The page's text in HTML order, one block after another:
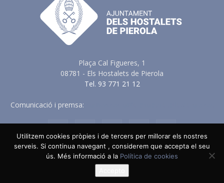
Plaça Cal Figueres, 1
08781 - Els Hostalets de Pierola
Tel. 93 771 21 12
Comunicació i premsa:
Avis Legal Política de Privacitat
Política de Cookies
Política en vers a les Xarxes Socials
Utilitzem cookies pròpies i de tercers per millorar els nostres
serveis. Si continua navegant , considerem que accepta el seu
ús. Més informació a la Política de cookies